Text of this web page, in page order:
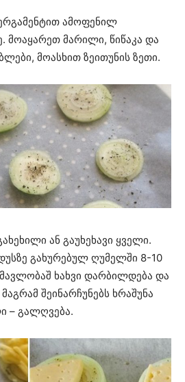
ამოფენილ
მოაყარეთ მარილი, წიწაკა და
მოასხით ზეითუნის ზეთი.
ან გაუხეხავი ყველი.
გახურებულ ღუმელში 8-10
ხახვი დარბილდება და
შეინარჩუნებს ხრაშუნა
– გალღვება.